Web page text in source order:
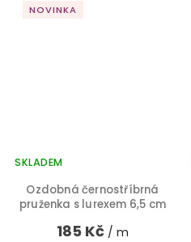
NOVINKA
Ozdobná černostříbrná
pruženka s lurexem 6,5 cm
SKLADEM
185 Kč / m